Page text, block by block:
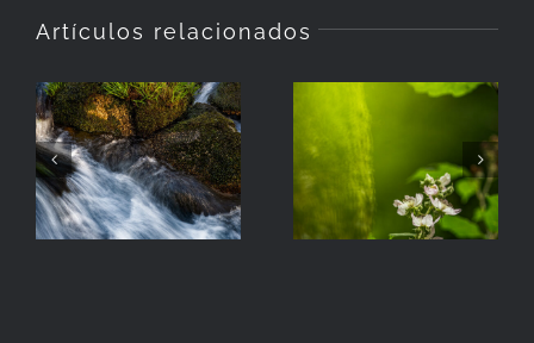
Artículos relacionados
Hierba
Zarzamora